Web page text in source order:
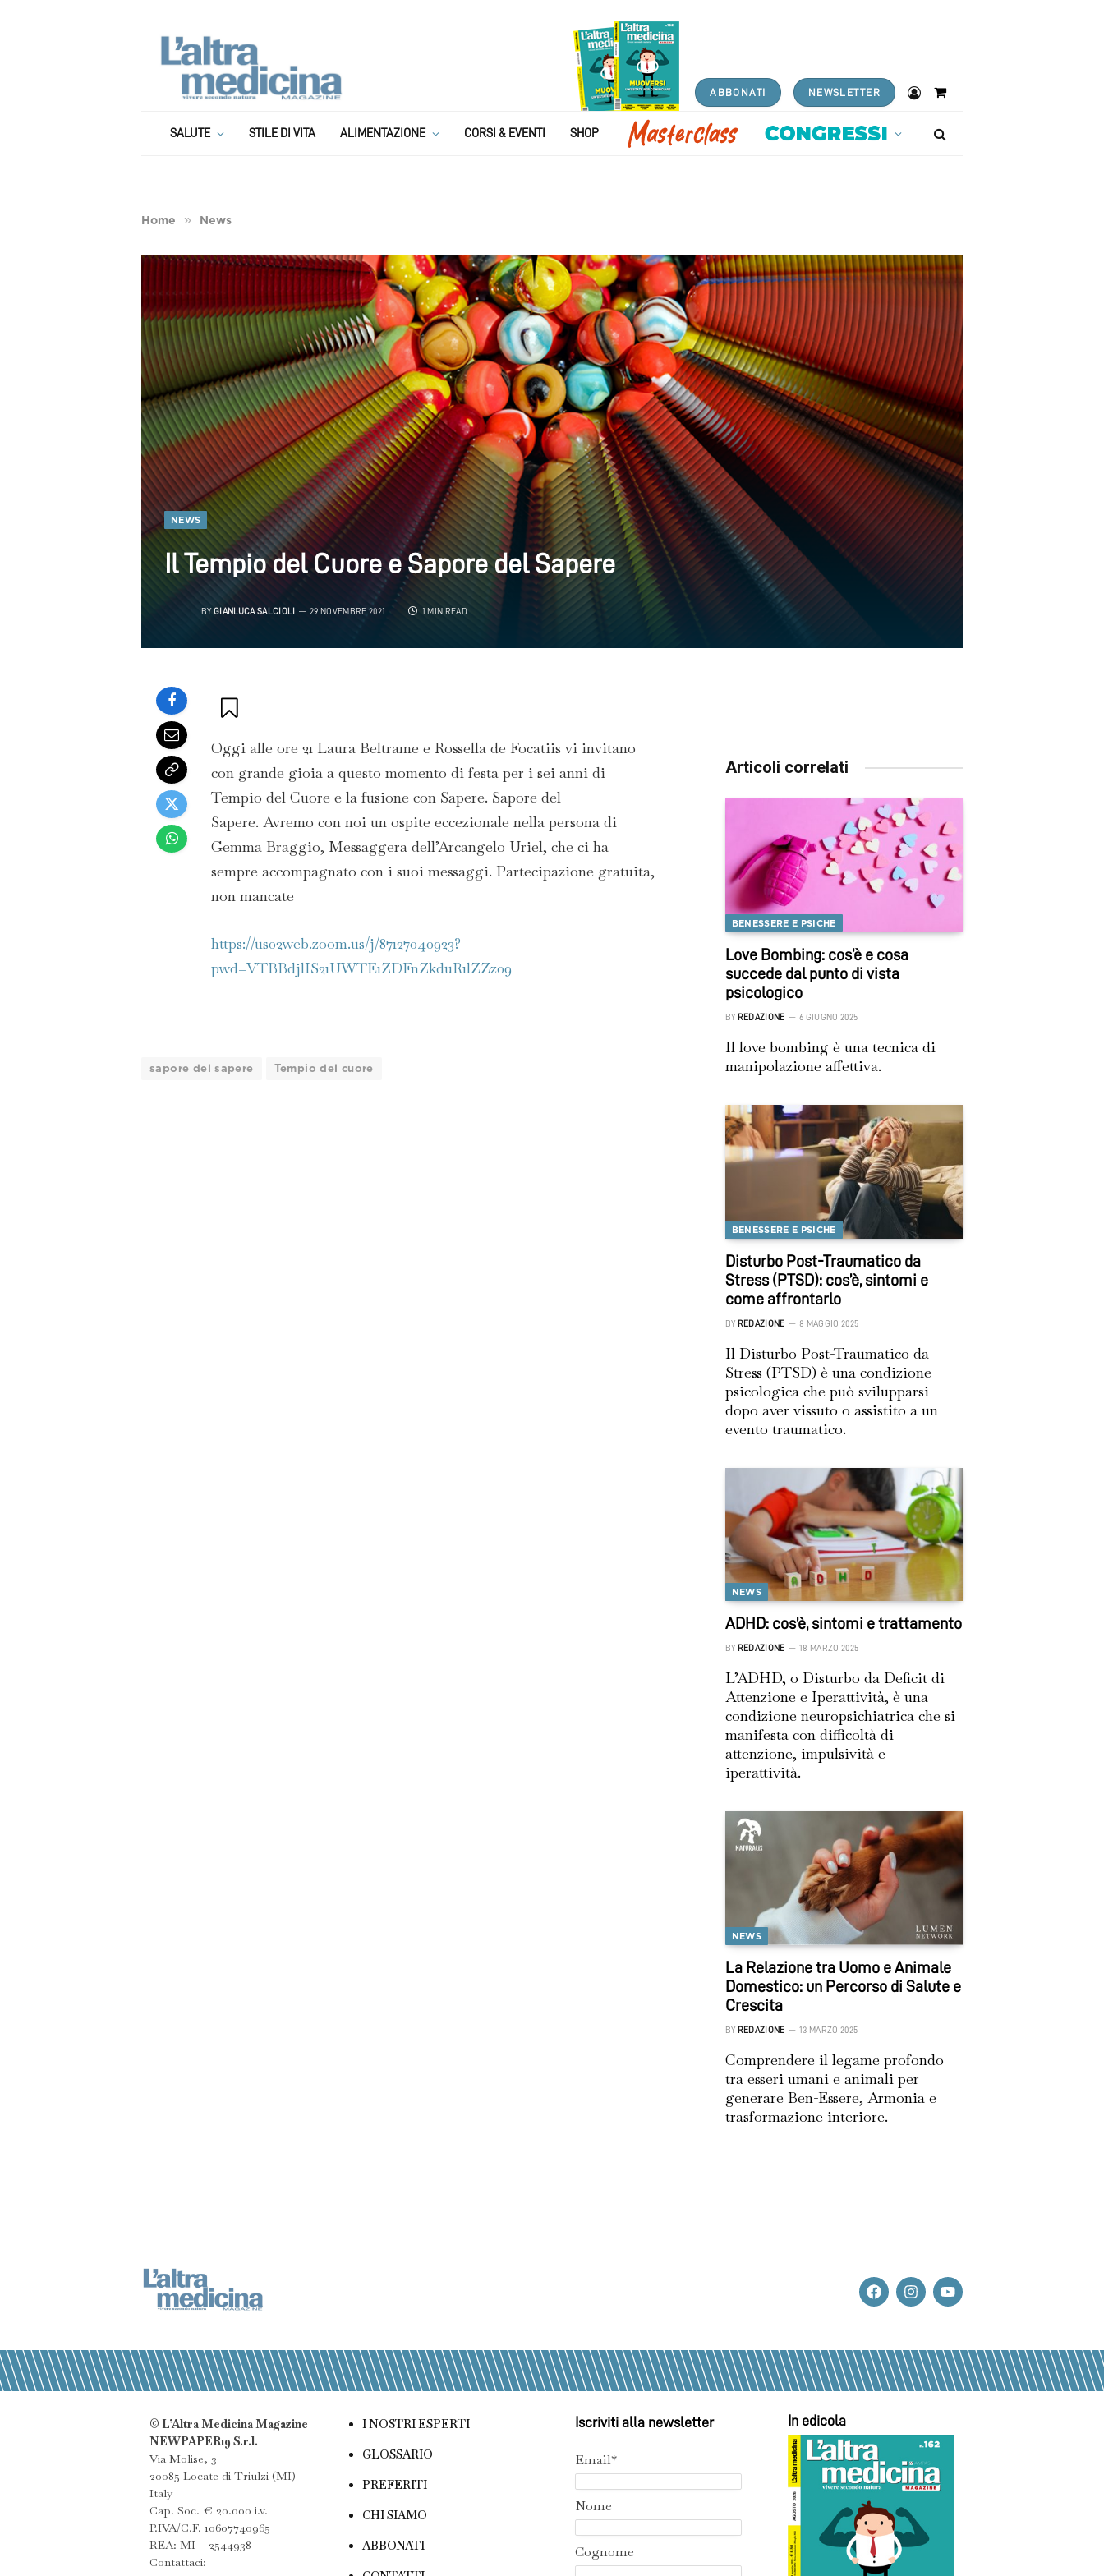
ABBONATI NEWSLETTER
Shopping
SALUTE STILE DI VITA ALIMENTAZIONE CORSI & EVENTI SHOP
Home » News
NEWS
Il Tempio del Cuore e Sapore del Sapere
BY GIANLUCA SALCIOLI 29 NOVEMBRE 2021 1 MIN READ
Oggi alle ore 21 Laura Beltrame e Rossella de Focatiis vi invitano
con grande gioia a questo momento di festa per i sei anni di
Tempio del Cuore e la fusione con Sapere. Sapore del
Sapere. Avremo con noi un ospite eccezionale nella persona di
Gemma Braggio, Messaggera dell’Arcangelo Uriel, che ci ha
sempre accompagnato con i suoi messaggi. Partecipazione gratuita,
non mancate
https://us02web.zoom.us/j/87127040923?
pwd=VTBBdjlIS21UWTE1ZDFnZkduR1lZZz09
sapore del sapere Tempio del cuore
Articoli correlati
BENESSERE E PSICHE
Love Bombing: cos’è e cosa
succede dal punto di vista
psicologico
BY REDAZIONE 6 GIUGNO 2025
Il love bombing è una tecnica di
manipolazione affettiva.
BENESSERE E PSICHE
Disturbo Post-Traumatico da
Stress (PTSD): cos’è, sintomi e
come affrontarlo
BY REDAZIONE 8 MAGGIO 2025
Il Disturbo Post-Traumatico da
Stress (PTSD) è una condizione
psicologica che può svilupparsi
dopo aver vissuto o assistito a un
evento traumatico.
NEWS
ADHD: cos’è, sintomi e trattamento
BY REDAZIONE 18 MARZO 2025
L’ADHD, o Disturbo da Deficit di
Attenzione e Iperattività, è una
condizione neuropsichiatrica che si
manifesta con difficoltà di
attenzione, impulsività e
iperattività.
NEWS
La Relazione tra Uomo e Animale
Domestico: un Percorso di Salute e
Crescita
BY REDAZIONE 13 MARZO 2025
Comprendere il legame profondo
tra esseri umani e animali per
generare Ben-Essere, Armonia e
trasformazione interiore.
© L’Altra Medicina Magazine
NEWPAPER19 S.r.l.
Via Molise, 3
20085 Locate di Triulzi (MI) –
Italy
Cap. Soc. € 20.000 i.v.
P.IVA/C.F. 10607740965
REA: MI – 2544938
Contattaci:
I NOSTRI ESPERTI
GLOSSARIO
PREFERITI
CHI SIAMO
ABBONATI
Iscriviti alla newsletter
Email*
Nome
Cognome
In edicola